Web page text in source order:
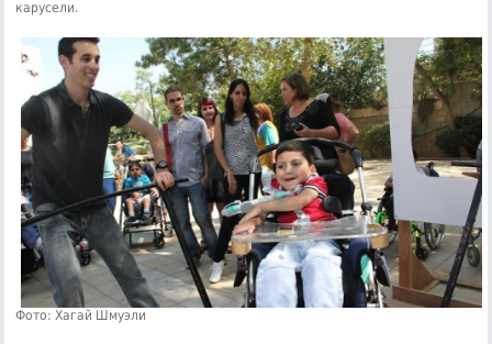
карусели.
Фото: Хагай Шмуэли